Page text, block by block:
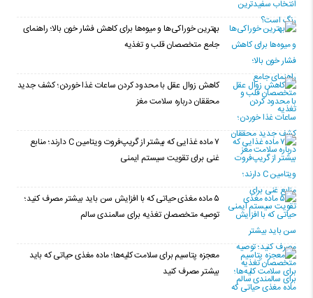
بهترین خوراکی‌ها و میوه‌ها برای کاهش فشار خون بالا؛ راهنمای
جامع متخصصان قلب و تغذیه
کاهش زوال عقل با محدود کردن ساعات غذا خوردن؛ کشف جدید
محققان درباره سلامت مغز
۷ ماده غذایی که بیشتر از گریپ‌فروت ویتامین C دارند؛ منابع
غنی برای تقویت سیستم ایمنی
۵ ماده مغذی حیاتی که با افزایش سن باید بیشتر مصرف کنید؛
توصیه متخصصان تغذیه برای سالمندی سالم
معجزه پتاسیم برای سلامت کلیه‌ها؛ ماده مغذی حیاتی که باید
بیشتر مصرف کنید